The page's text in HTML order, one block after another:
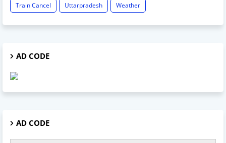
Train Cancel
Uttarpradesh Weather
AD CODE
AD CODE